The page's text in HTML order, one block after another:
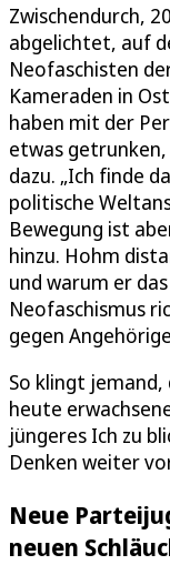
Zwischendurch,
abgelichtet, auf
Neofaschisten
Kameraden in
haben mit der
etwas
dazu. „Ich finde
politische
Bewegung ist
hinzu. Hohm
und warum er
Neofaschismus
gegen
So klingt
heute
jüngeres Ich zu
Denken weiter
Neue
neuen